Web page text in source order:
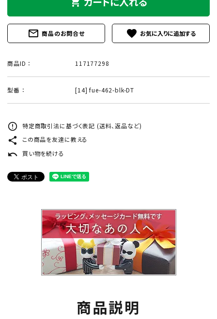
mail_outline 商品のお問合せ favorite
商品ID ： 117177298
型番 ： [14] fue-462-blk-DT
error_outline 特定商取引法に基づく表記 (送料、返品など)
share この商品を友達に教える
undo 買い物を続ける
商品説明